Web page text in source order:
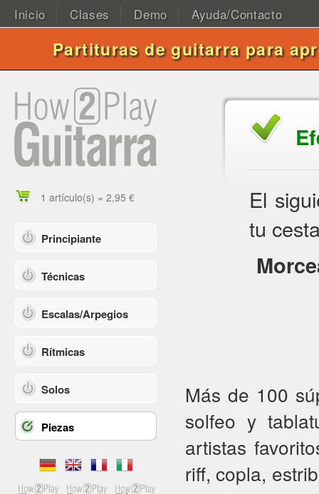
Inicio Clases Demo Ayuda/Contacto
Partituras de guitarra para
1 artículo(s) = 2,95 €
Principiante
Técnicas
Escalas/Arpegios
Rítmicas
Solos
Piezas
El
tu
Más de 100
solfeo y
artistas
riff, copla,